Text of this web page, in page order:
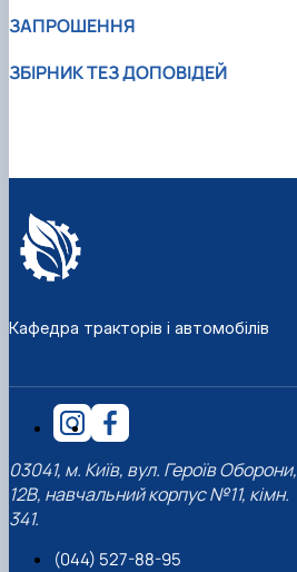
ЗАПРОШЕННЯ
ЗБІРНИК ТЕЗ ДОПОВІДЕЙ
Кафедра тракторів і автомобілів
03041, м. Київ, вул. Героїв Оборони,
12В, навчальний корпус №11, кімн.
341.
(044) 527-88-95